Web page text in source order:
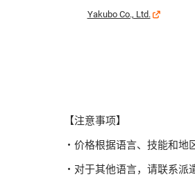
Yakubo Co., Ltd.
【注意事项】
・价格根据语言、技能和
・对于其他语言，请联系派